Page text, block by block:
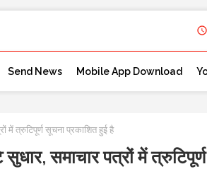
Send News Mobile App Download
में त्रुटिपूर्ण सूचना प्रकाशित हुई है
समाचार पत्रों में त्रुटिपूर्ण